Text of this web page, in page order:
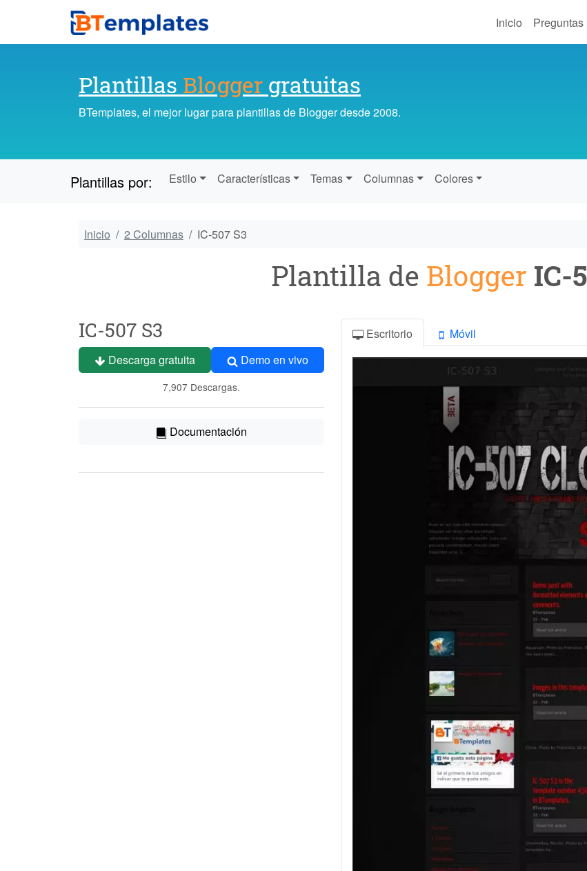
Inicio
Plantillas Blogger gratuitas
BTemplates, el mejor lugar para plantillas de Blogger desde 2008.
Plantillas por: Estilo Características Temas Columnas Colores
Inicio 2 Columnas IC-507 S3
Plantilla de Blogger IC-
IC-507 S3
Descarga gratuita Demo en vivo
7,907 Descargas.
Documentación
Escritorio Móvil